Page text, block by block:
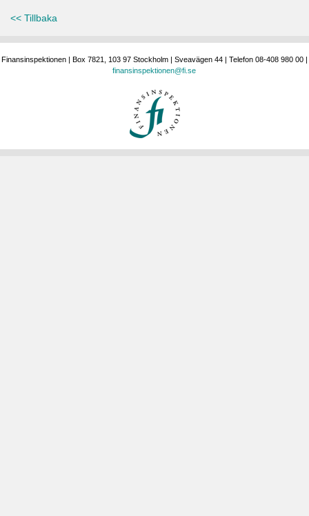
<< Tillbaka
Finansinspektionen | Box 7821, 103 97 Stockholm | Sveavägen 44 | Telefon 08-408 980 00 |
finansinspektionen@fi.se